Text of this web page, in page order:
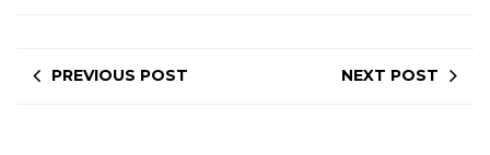
PREVIOUS POST NEXT POST